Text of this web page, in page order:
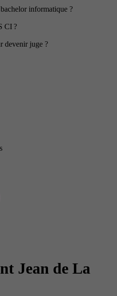
informatique ?
CI ?
devenir juge ?
Jean de La